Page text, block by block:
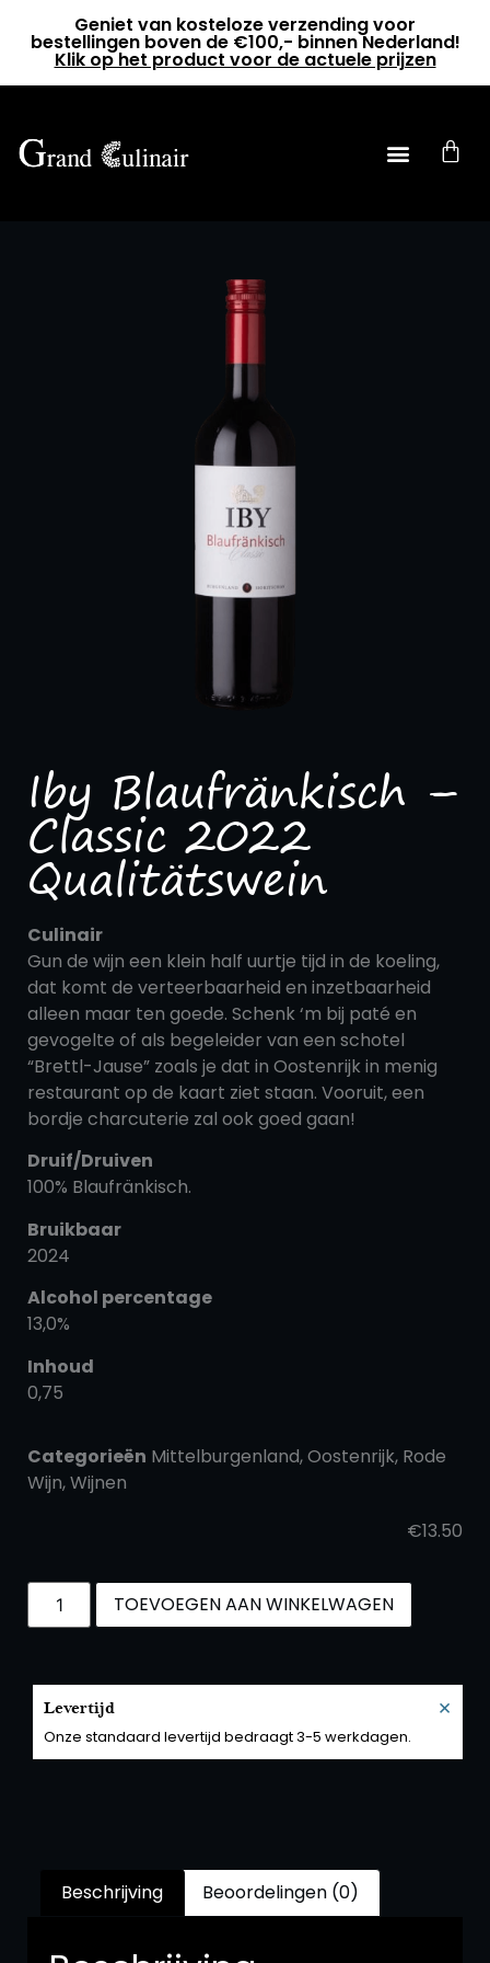
Geniet van kosteloze verzending voor
bestellingen boven de €100,- binnen Nederland!
Klik op het product voor de actuele prijzen
0
Iby Blaufränkisch –
Classic 2022
Qualitätswein
Culinair
Gun de wijn een klein half uurtje tijd in de koeling,
dat komt de verteerbaarheid en inzetbaarheid
alleen maar ten goede. Schenk ‘m bij paté en
gevogelte of als begeleider van een schotel
“Brettl-Jause” zoals je dat in Oostenrijk in menig
restaurant op de kaart ziet staan. Vooruit, een
bordje charcuterie zal ook goed gaan!
Druif/Druiven
100% Blaufränkisch.
Bruikbaar
2024
Alcohol percentage
13,0%
Inhoud
0,75
Categorieën Mittelburgenland,Oostenrijk, Rode
Wijn,Wijnen
€13.50
TOEVOEGEN AAN WINKELWAGEN
Levertijd
Onze standaard levertijd bedraagt 3-5 werkdagen.
×
Beschrijving Beoordelingen (0)